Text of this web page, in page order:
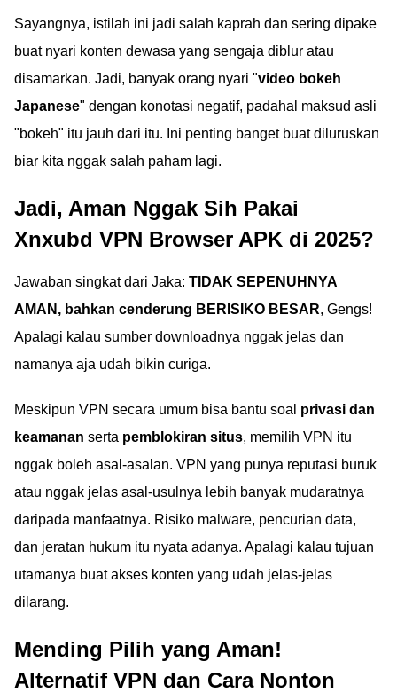
Sayangnya, istilah ini jadi salah kaprah dan sering dipake
buat nyari konten dewasa yang sengaja diblur atau
disamarkan. Jadi, banyak orang nyari "video bokeh
Japanese" dengan konotasi negatif, padahal maksud asli
"bokeh" itu jauh dari itu. Ini penting banget buat diluruskan
biar kita nggak salah paham lagi.
Jadi, Aman Nggak Sih Pakai
Xnxubd VPN Browser APK di 2025?
Jawaban singkat dari Jaka: TIDAK SEPENUHNYA
AMAN, bahkan cenderung BERISIKO BESAR, Gengs!
Apalagi kalau sumber downloadnya nggak jelas dan
namanya aja udah bikin curiga.
Meskipun VPN secara umum bisa bantu soal privasi dan
keamanan serta pemblokiran situs, memilih VPN itu
nggak boleh asal-asalan. VPN yang punya reputasi buruk
atau nggak jelas asal-usulnya lebih banyak mudaratnya
daripada manfaatnya. Risiko malware, pencurian data,
dan jeratan hukum itu nyata adanya. Apalagi kalau tujuan
utamanya buat akses konten yang udah jelas-jelas
dilarang.
Mending Pilih yang Aman!
Alternatif VPN dan Cara Nonton